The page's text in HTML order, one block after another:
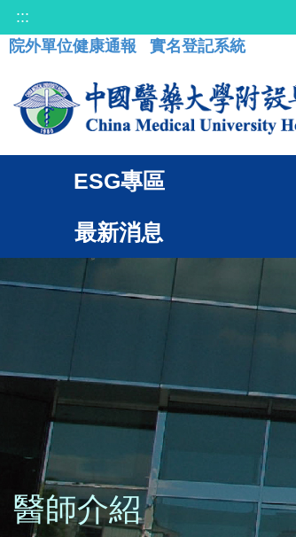
:::
院外單位健康通報
實名登記系統
ESG專區
最新消息
醫師介紹